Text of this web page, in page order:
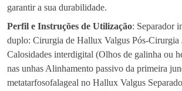
garantir a sua durabilidade.
Perfil e Instruções de Utilização: Separador
duplo: Cirurgia de Hallux Valgus Pós-Cirurgia
Calosidades interdigital (Olhos de galinha ou
nas unhas Alinhamento passivo da primeira
metatarfosofalageal no Hallux Valgus